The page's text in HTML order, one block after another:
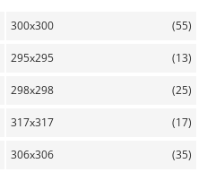
300x300 (55)
295x295 (13)
298x298 (25)
317x317 (17)
306x306 (35)